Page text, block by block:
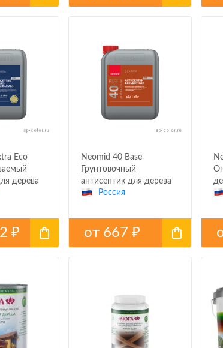
Eco
дерева
₽
Neomid 40 Base
Грунтовочный
антисептик для дерева
Россия
от 667 ₽